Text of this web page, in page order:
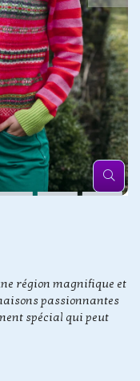
région magnifique et
passionnantes
spécial qui peut